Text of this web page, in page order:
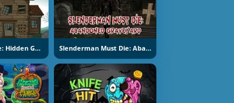
Haunted House: Hidden Ghosts Slenderman Must Die: Abandoned Graveyard